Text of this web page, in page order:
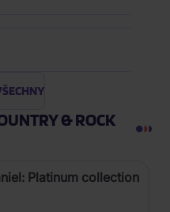
& ROCK
Platinum collection